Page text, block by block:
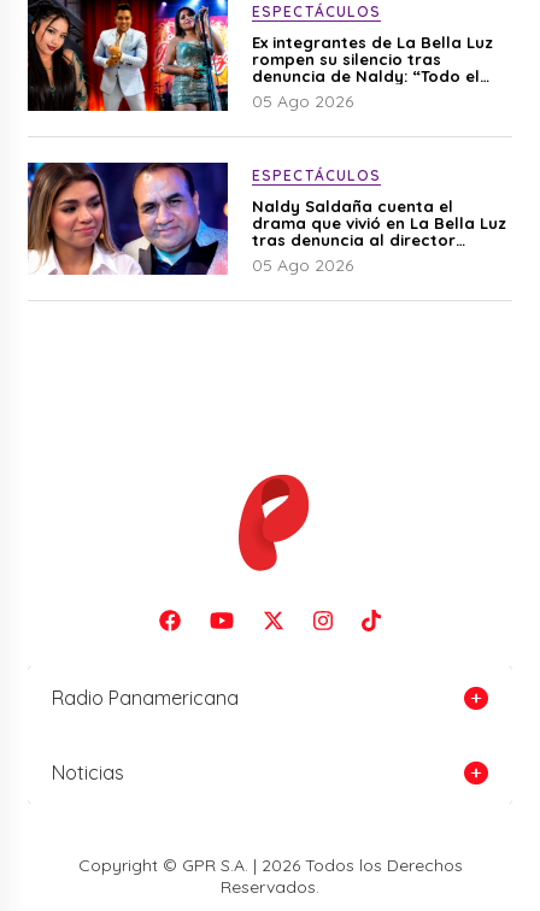
ESPECTÁCULOS
Ex integrantes de La Bella Luz
rompen su silencio tras
denuncia de Naldy: “Todo el
mundo lo sabía”
05 Ago 2026
ESPECTÁCULOS
Naldy Saldaña cuenta el
drama que vivió en La Bella Luz
tras denuncia al director
musical: “No me parece justo”
05 Ago 2026
Radio Panamericana
Noticias
Copyright © GPR S.A. | 2026 Todos los Derechos
Reservados.